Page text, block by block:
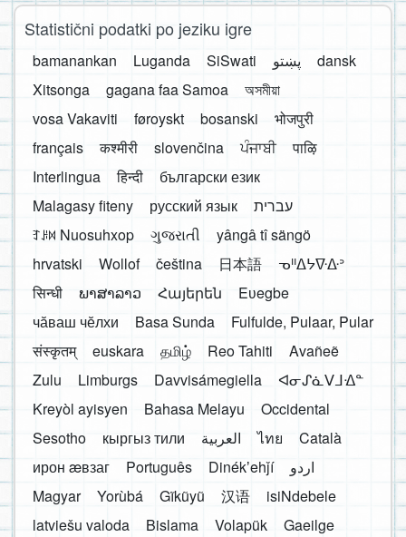
Statistični podatki po jeziku igre
bamanankan Luganda SiSwati پښتو
dansk
Xitsonga
gagana faa Samoa
অসমীয়া
vosa Vakaviti
føroyskt bosanski
भोजपुरी
français
कश्मीरी slovenčina ਪੰਜਾਬੀ
पाऴि
Interlingua
हिन्दी
български език
Malagasy fiteny
русский язык
עברית
ꆈꌠ꒿ Nuosuhxop
ગુજરાતી
yângâ tî sängö
hrvatski
Wollof čeština 日本語
ᓀᐦᐃᔭᐍᐏᐣ
सिन्धी
ພາສາລາວ Հայերեն
Eʋegbe
чӑваш чӗлхи
Basa Sunda
Fulfulde, Pulaar, Pular
संस्कृतम्
euskara தமிழ் Reo Tahiti
Avañeẽ
Zulu
Limburgs Davvisámegiella
ᐊᓂᔑᓈᐯᒧᐎᓐ
Kreyòl ayisyen
Bahasa Melayu
Occidental
Sesotho
кыргыз тили العربية ไทย
Català
ирон æвзаг
Português Dinékʼehǰí
اردو
Magyar
Yorùbá Gĩkũyũ 汉语
isiNdebele
latviešu valoda
Bislama Volapük
Gaeilge